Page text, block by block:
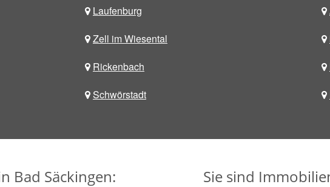
Laufenburg
Zell im Wiesental
Rickenbach
Schwörstadt
Bad Säckingen: Sie sind